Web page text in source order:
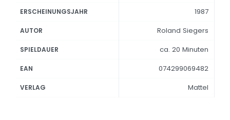
ERSCHEINUNGSJAHR 1987
AUTOR Roland Siegers
SPIELDAUER ca. 20 Minuten
EAN 074299069482
VERLAG Mattel